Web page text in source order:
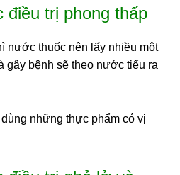
điều trị phong thấp
nước thuốc nên lấy nhiều một
gây bệnh sẽ theo nước tiểu ra
những thực phẩm có vị